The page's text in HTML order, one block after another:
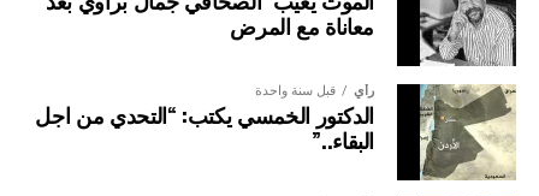
معاناة مع المرض
رأي قبل سنة واحدة
الدكتور الخمسي يكتب: “التحدي من اجل
البقاء..”